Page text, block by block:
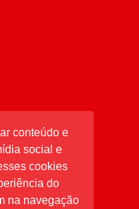
conteúdo e
social e
cookies
do
na navegação